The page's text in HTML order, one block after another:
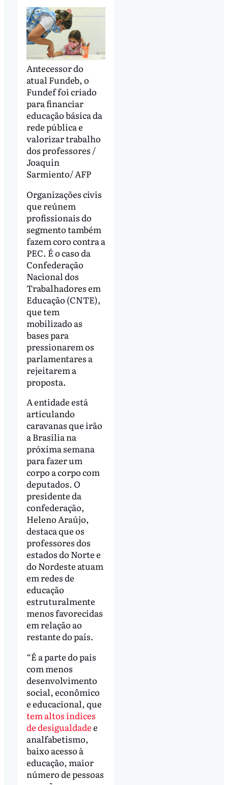
Antecessor do
atual Fundeb, o
Fundef foi criado
para financiar
educação básica da
rede pública e
valorizar trabalho
dos professores /
Joaquin
Sarmiento/ AFP
Organizações civis
que reúnem
profissionais do
segmento também
fazem coro contra a
PEC. É o caso da
Confederação
Nacional dos
Trabalhadores em
Educação (CNTE),
que tem
mobilizado as
bases para
pressionarem os
parlamentares a
rejeitarem a
proposta.
A entidade está
articulando
caravanas que irão
a Brasília na
próxima semana
para fazer um
corpo a corpo com
deputados. O
presidente da
confederação,
Heleno Araújo,
destaca que os
professores dos
estados do Norte e
do Nordeste atuam
em redes de
educação
estruturalmente
menos favorecidas
em relação ao
restante do país.
“É a parte do país
com menos
desenvolvimento
social, econômico
e educacional, que
tem altos índices
de desigualdadee
analfabetismo,
baixo acesso à
educação, maior
número de pessoas